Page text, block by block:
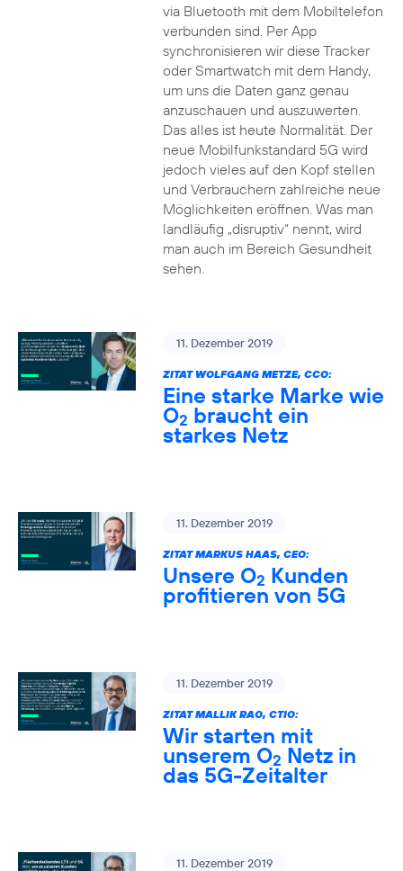
via Bluetooth mit dem Mobiltelefon
verbunden sind. Per App
synchronisieren wir diese Tracker
oder Smartwatch mit dem Handy,
um uns die Daten ganz genau
anzuschauen und auszuwerten.
Das alles ist heute Normalität. Der
neue Mobilfunkstandard 5G wird
jedoch vieles auf den Kopf stellen
und Verbrauchern zahlreiche neue
Möglichkeiten eröffnen. Was man
landläufig „disruptiv“ nennt, wird
man auch im Bereich Gesundheit
sehen.
11. Dezember 2019
ZITAT WOLFGANG METZE, CCO:
Eine starke Marke wie
O2 braucht ein
starkes Netz
11. Dezember 2019
ZITAT MARKUS HAAS, CEO:
Unsere O2 Kunden
profitieren von 5G
11. Dezember 2019
ZITAT MALLIK RAO, CTIO:
Wir starten mit
unserem O2 Netz in
das 5G-Zeitalter
11. Dezember 2019